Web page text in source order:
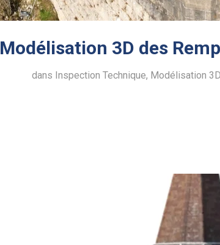
Modélisation 3D des
dans Inspection Technique, Modélisation 3D